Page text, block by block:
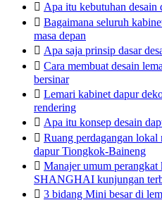
 Apa itu kebutuhan desain
 Bagaimana seluruh
masa depan
 Apa saja prinsip dasar
 Cara membuat desain
bersinar
 Lemari kabinet dapur
rendering
 Apa itu konsep desain
 Ruang perdagangan
dapur Tiongkok-Baineng
 Manajer umum
SHANGHAI kunjungan
 3 bidang Mini besar di